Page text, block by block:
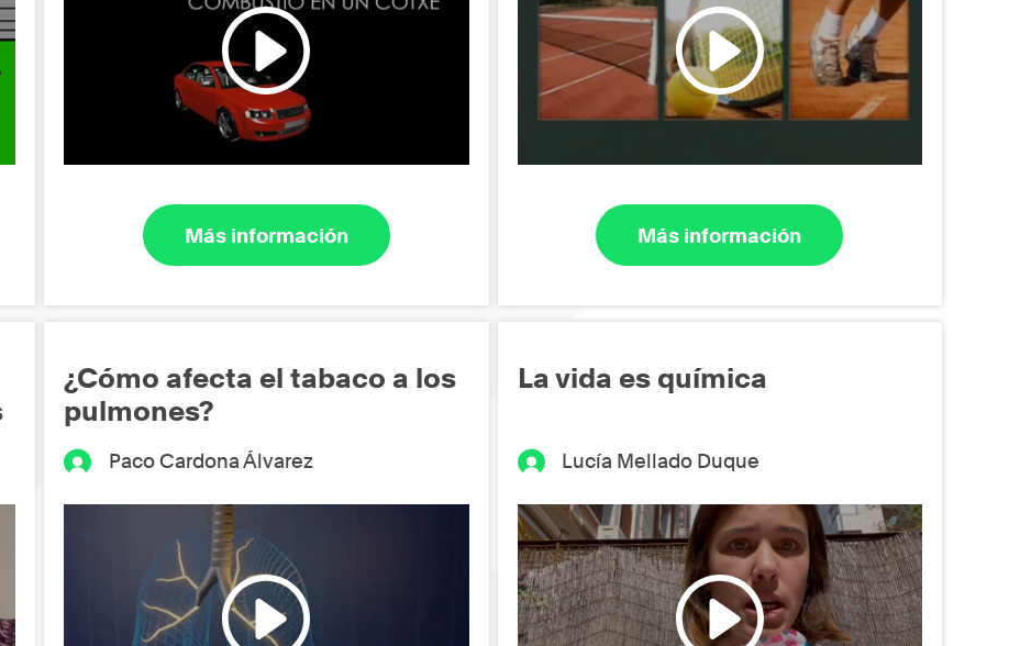
Más información Más información
¿Cómo afecta el tabaco a los
pulmones?
Paco Cardona Álvarez
La vida es química
Lucía Mellado Duque